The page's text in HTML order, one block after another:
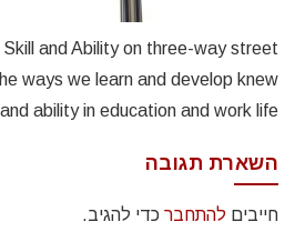
and Ability on three-way street
ways we learn and develop knew
ability in education and work life
השארת תגובה
חייבים להתחבר כדי להגיב.